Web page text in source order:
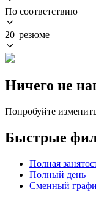
По соответствию
20 резюме
Ничего не
Попробуйте
Быстрые
Полная
Полный день
Сменный